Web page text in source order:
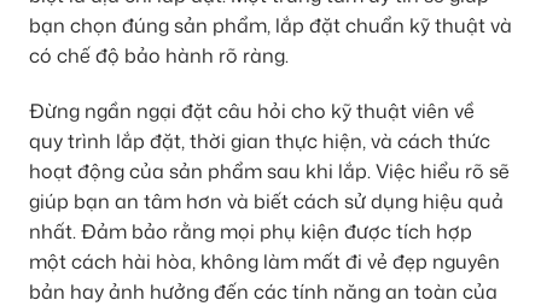
bạn chọn đúng sản phẩm, lắp đặt chuẩn kỹ thuật và
có chế độ bảo hành rõ ràng.
Đừng ngần ngại đặt câu hỏi cho kỹ thuật viên về
quy trình lắp đặt, thời gian thực hiện, và cách thức
hoạt động của sản phẩm sau khi lắp. Việc hiểu rõ sẽ
giúp bạn an tâm hơn và biết cách sử dụng hiệu quả
nhất. Đảm bảo rằng mọi phụ kiện được tích hợp
một cách hài hòa, không làm mất đi vẻ đẹp nguyên
bản hay ảnh hưởng đến các tính năng an toàn của